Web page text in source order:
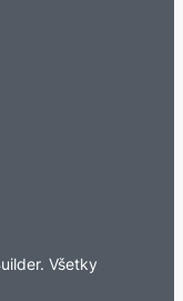
Všetky